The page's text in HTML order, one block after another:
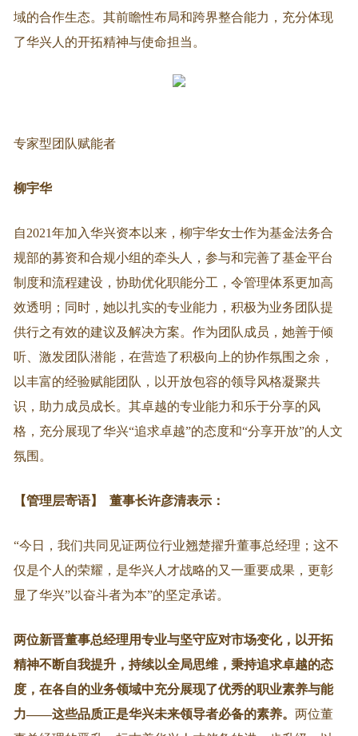
域的合作生态。其前瞻性布局和跨界整合能力，充分体现
了华兴人的开拓精神与使命担当。
专家型团队赋能者
柳宇华
自2021年加入华兴资本以来，柳宇华女士作为基金法务合
规部的募资和合规小组的牵头人，参与和完善了基金平台
制度和流程建设，协助优化职能分工，令管理体系更加高
效透明；同时，她以扎实的专业能力，积极为业务团队提
供行之有效的建议及解决方案。作为团队成员，她善于倾
听、激发团队潜能，在营造了积极向上的协作氛围之余，
以丰富的经验赋能团队，以开放包容的领导风格凝聚共
识，助力成员成长。其卓越的专业能力和乐于分享的风
格，充分展现了华兴“追求卓越”的态度和“分享开放”的人文
氛围。
【管理层寄语】 董事长许彦清表示：
“今日，我们共同见证两位行业翘楚擢升董事总经理；这不
仅是个人的荣耀，是华兴人才战略的又一重要成果，更彰
显了华兴”以奋斗者为本”的坚定承诺。
两位新晋董事总经理用专业与坚守应对市场变化，以开拓
精神不断自我提升，持续以全局思维，秉持追求卓越的态
度，在各自的业务领域中充分展现了优秀的职业素养与能
力——这些品质正是华兴未来领导者必备的素养。 两位董